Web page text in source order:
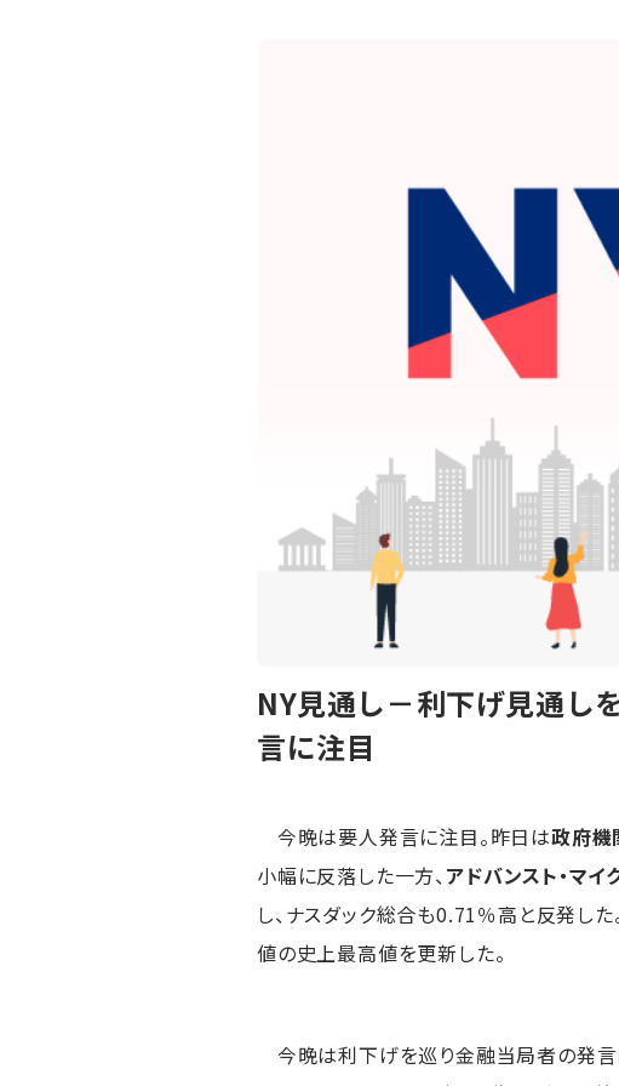
NY見通し－利下げ見通し
言に注目
今晩は要人発言に注目。昨日は政府機
小幅に反落した一方、 アドバンスト・マイ
し、ナスダック総合も0.71％高と反発し
値の史上最高値を更新した。
今晩は利下げを巡り金融当局者の発